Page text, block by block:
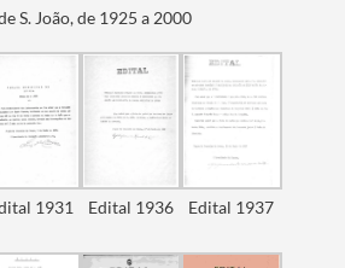
S. João, de 1925 a 2000
1931 Edital 1936 Edital 1937